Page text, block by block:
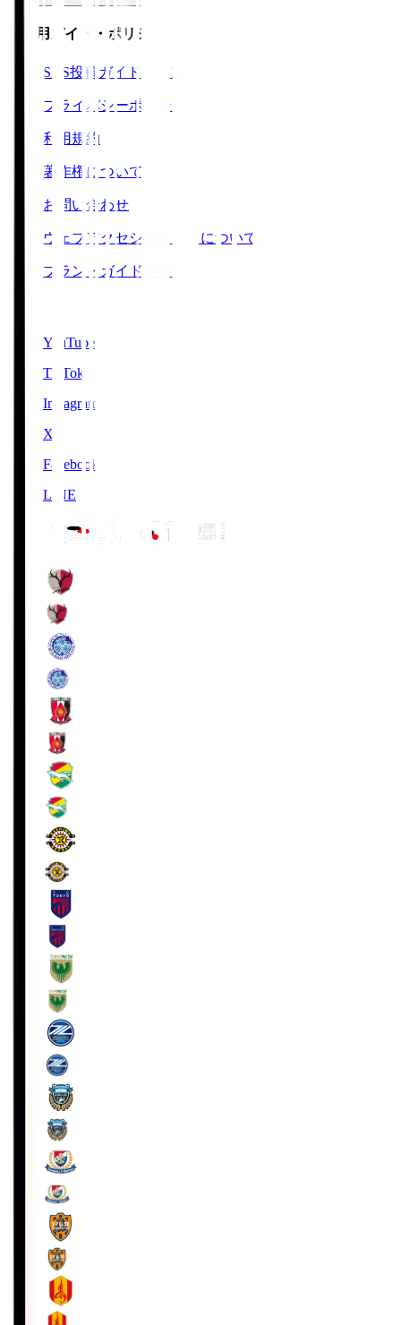
ご利用ガイド・ポリシー
SNS投稿ガイドライン
プライバシーポリシー
利用規約
著作権について
お問い合わせ
ウェブアクセシビリティについて
ブランドガイドライン
YouTube
TikTok
Instagram
X
Facebook
LINE